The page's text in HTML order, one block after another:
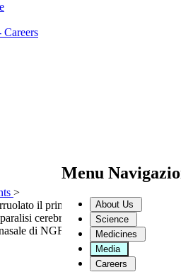
Menu
About Us
Science
Medicines
Media
Careers
>
il primo paziente nello studio
cerebrale infantile con
di NGF